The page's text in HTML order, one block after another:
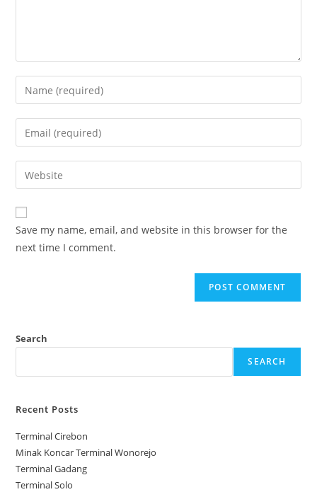
Enter
your
name
comment
Enter
your
email
address
comment
Enter
your
website
URL
(optional)
Save my name, email, and website in this browser for the
next time I comment.
Search
SEARCH
Recent Posts
Terminal Cirebon
Minak Koncar Terminal Wonorejo
Terminal Gadang
Terminal Solo